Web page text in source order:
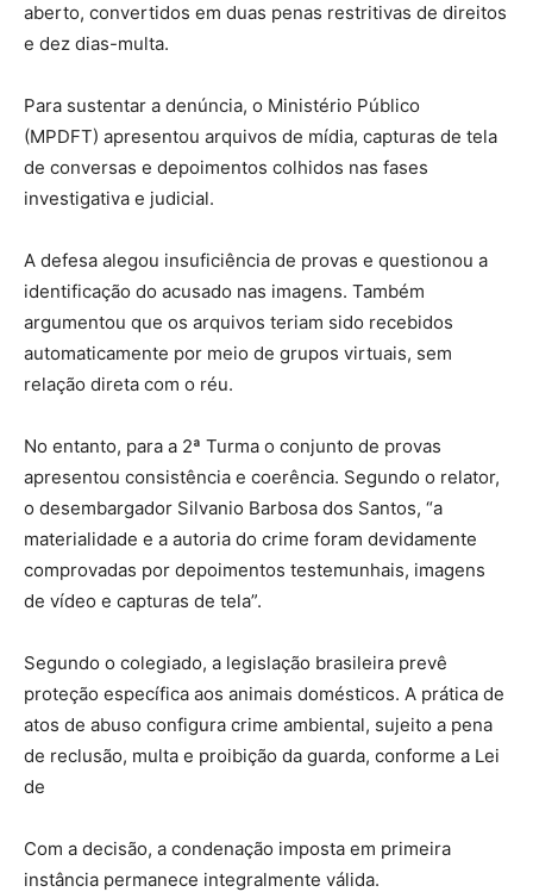
aberto, convertidos em duas penas restritivas de direitos
e dez dias-multa.
Para sustentar a denúncia, o Ministério Público
(MPDFT) apresentou arquivos de mídia, capturas de tela
de conversas e depoimentos colhidos nas fases
investigativa e judicial.
A defesa alegou insuficiência de provas e questionou a
identificação do acusado nas imagens. Também
argumentou que os arquivos teriam sido recebidos
automaticamente por meio de grupos virtuais, sem
relação direta com o réu.
No entanto, para a 2ª Turma o conjunto de provas
apresentou consistência e coerência. Segundo o relator,
o desembargador Silvanio Barbosa dos Santos, “a
materialidade e a autoria do crime foram devidamente
comprovadas por depoimentos testemunhais, imagens
de vídeo e capturas de tela”.
Segundo o colegiado, a legislação brasileira prevê
proteção específica aos animais domésticos. A prática de
atos de abuso configura crime ambiental, sujeito a pena
de reclusão, multa e proibição da guarda, conforme a Lei
de
Com a decisão, a condenação imposta em primeira
instância permanece integralmente válida.